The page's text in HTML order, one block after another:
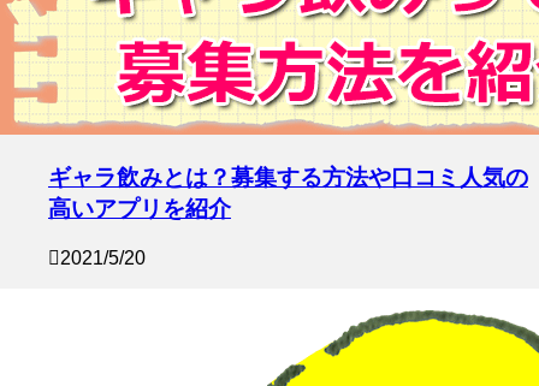
ギャラ飲みとは？募集する方法や口コミ人気の
高いアプリを紹介
2021/5/20